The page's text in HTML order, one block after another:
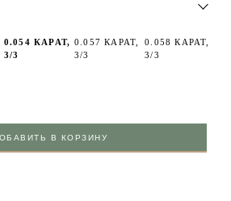
0.054 КАРАТ,
3/3
0.057 КАРАТ,
3/3
0.058 КАРАТ,
3/3
В КОРЗИНУ